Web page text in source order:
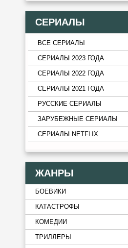
СЕРИАЛЫ
ВСЕ СЕРИАЛЫ
СЕРИАЛЫ 2023 ГОДА
СЕРИАЛЫ 2022 ГОДА
СЕРИАЛЫ 2021 ГОДА
РУССКИЕ СЕРИАЛЫ
ЗАРУБЕЖНЫЕ СЕРИАЛЫ
СЕРИАЛЫ NETFLIX
ЖАНРЫ
БОЕВИКИ
КАТАСТРОФЫ
КОМЕДИИ
ТРИЛЛЕРЫ